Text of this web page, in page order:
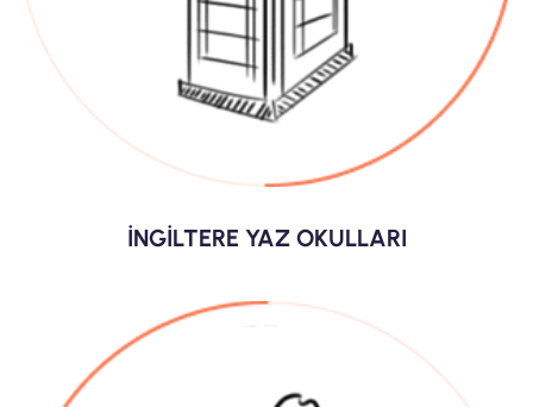
İNGİLTERE YAZ OKULLARI